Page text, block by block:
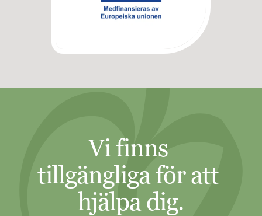
Vi finns
tillgängliga för att
hjälpa dig.